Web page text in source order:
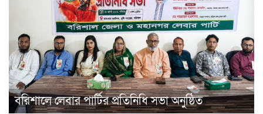
বরিশালে লেবার পার্টির প্রতিনিধি সভা অনুষ্ঠিত